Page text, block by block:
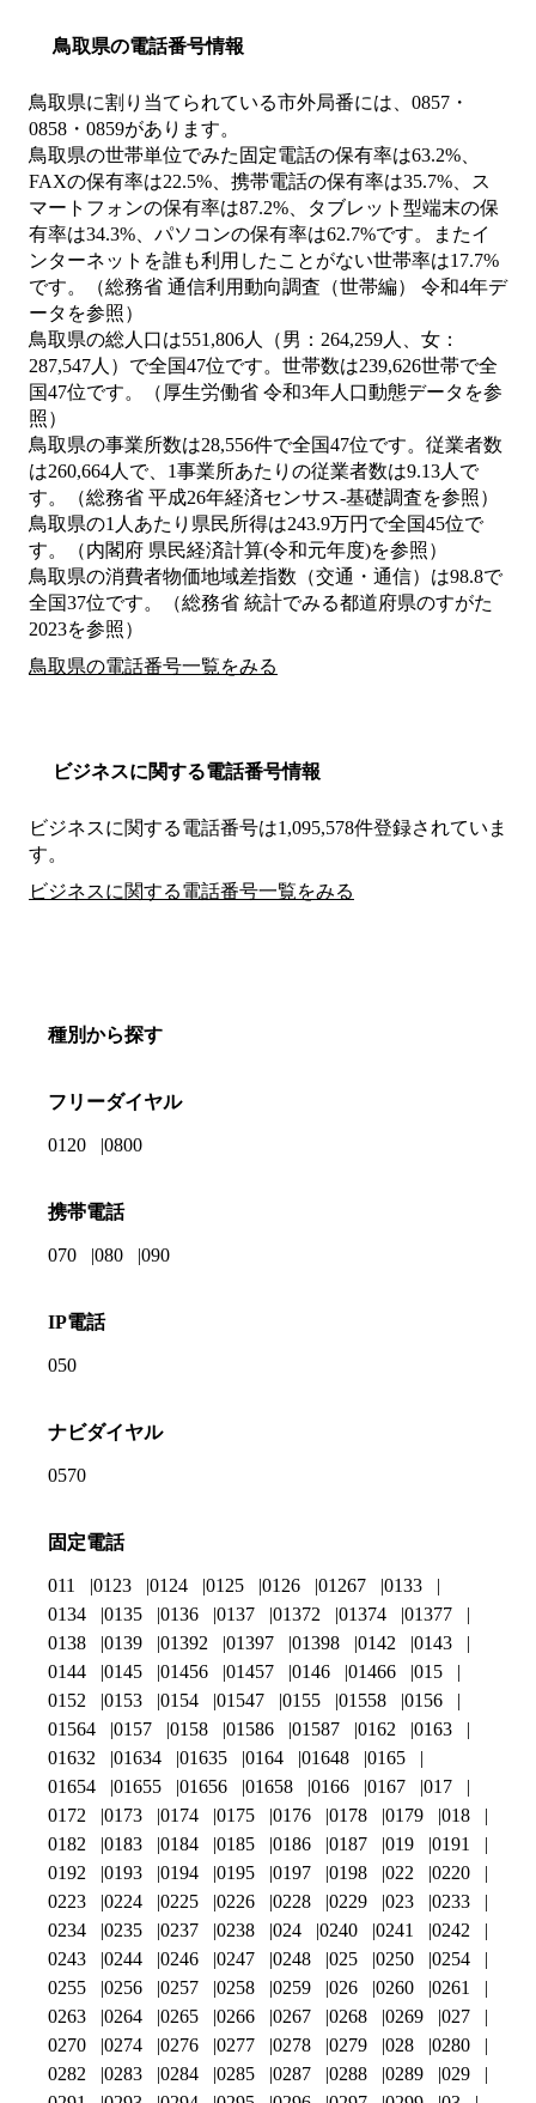
鳥取県の電話番号情報
鳥取県に割り当てられている市外局番には、0857・
0858・0859があります。
鳥取県の世帯単位でみた固定電話の保有率は63.2%、
FAXの保有率は22.5%、携帯電話の保有率は35.7%、ス
マートフォンの保有率は87.2%、タブレット型端末の保
有率は34.3%、パソコンの保有率は62.7%です。またイ
ンターネットを誰も利用したことがない世帯率は17.7%
です。（総務省 通信利用動向調査（世帯編） 令和4年デ
ータを参照）
鳥取県の総人口は551,806人（男：264,259人、女：
287,547人）で全国47位です。世帯数は239,626世帯で全
国47位です。（厚生労働省 令和3年人口動態データを参
照）
鳥取県の事業所数は28,556件で全国47位です。従業者数
は260,664人で、1事業所あたりの従業者数は9.13人で
す。（総務省 平成26年経済センサス‐基礎調査を参照）
鳥取県の1人あたり県民所得は243.9万円で全国45位で
す。（内閣府 県民経済計算(令和元年度)を参照）
鳥取県の消費者物価地域差指数（交通・通信）は98.8で
全国37位です。（総務省 統計でみる都道府県のすがた
2023を参照）
鳥取県の電話番号一覧をみる
ビジネスに関する電話番号情報
ビジネスに関する電話番号は1,095,578件登録されていま
す。
ビジネスに関する電話番号一覧をみる
種別から探す
フリーダイヤル
0120 0800
携帯電話
070 080 090
IP電話
050
ナビダイヤル
0570
固定電話
011 0123 0124 0125 0126 01267
0133
0134
0135 0136 0137 01372 01374
01377
0138
0139 01392 01397 01398 0142
0143
0144
0145 01456 01457 0146 01466
015
0152
0153 0154 01547 0155 01558
0156
01564
0157 0158 01586 01587 0162
0163
01632
01634 01635 0164 01648
0165
01654
01655 01656 01658 0166 0167
017
0172
0173 0174 0175 0176 0178 0179
018
0182
0183 0184 0185 0186 0187 019
0191
0192
0193 0194 0195 0197 0198 022
0220
0223
0224 0225 0226 0228 0229 023
0233
0234
0235 0237 0238 024 0240 0241
0242
0243
0244 0246 0247 0248 025 0250
0254
0255
0256 0257 0258 0259 026 0260
0261
0263
0264 0265 0266 0267 0268 0269
027
0270
0274 0276 0277 0278 0279 028
0280
0282
0283 0284 0285 0287 0288 0289
029